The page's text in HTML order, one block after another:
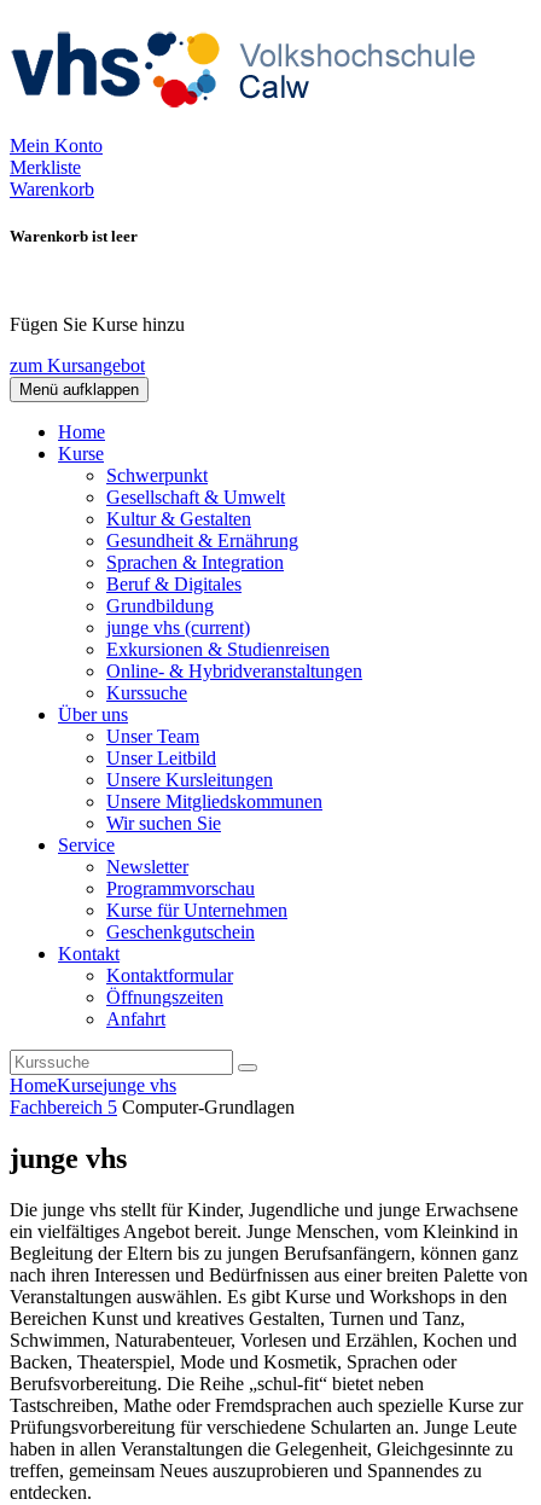
Mein Konto
Merkliste
Warenkorb
Warenkorb ist leer
Fügen Sie Kurse hinzu
zum Kursangebot
Menü aufklappen
Home
Kurse
Schwerpunkt
Gesellschaft & Umwelt
Kultur & Gestalten
Gesundheit & Ernährung
Sprachen & Integration
Beruf & Digitales
Grundbildung
junge vhs (current)
Exkursionen & Studienreisen
Online- & Hybridveranstaltungen
Kurssuche
Über uns
Unser Team
Unser Leitbild
Unsere Kursleitungen
Unsere Mitgliedskommunen
Wir suchen Sie
Service
Newsletter
Programmvorschau
Kurse für Unternehmen
Geschenkgutschein
Kontakt
Kontaktformular
Öffnungszeiten
Anfahrt
HomeKursejunge vhs
Fachbereich 5 Computer-Grundlagen
junge vhs
Die junge vhs stellt für Kinder, Jugendliche und junge Erwachsene
ein vielfältiges Angebot bereit. Junge Menschen, vom Kleinkind in
Begleitung der Eltern bis zu jungen Berufsanfängern, können ganz
nach ihren Interessen und Bedürfnissen aus einer breiten Palette von
Veranstaltungen auswählen. Es gibt Kurse und Workshops in den
Bereichen Kunst und kreatives Gestalten, Turnen und Tanz,
Schwimmen, Naturabenteuer, Vorlesen und Erzählen, Kochen und
Backen, Theaterspiel, Mode und Kosmetik, Sprachen oder
Berufsvorbereitung. Die Reihe „schul-fit“ bietet neben
Tastschreiben, Mathe oder Fremdsprachen auch spezielle Kurse zur
Prüfungsvorbereitung für verschiedene Schularten an. Junge Leute
haben in allen Veranstaltungen die Gelegenheit, Gleichgesinnte zu
treffen, gemeinsam Neues auszuprobieren und Spannendes zu
entdecken.